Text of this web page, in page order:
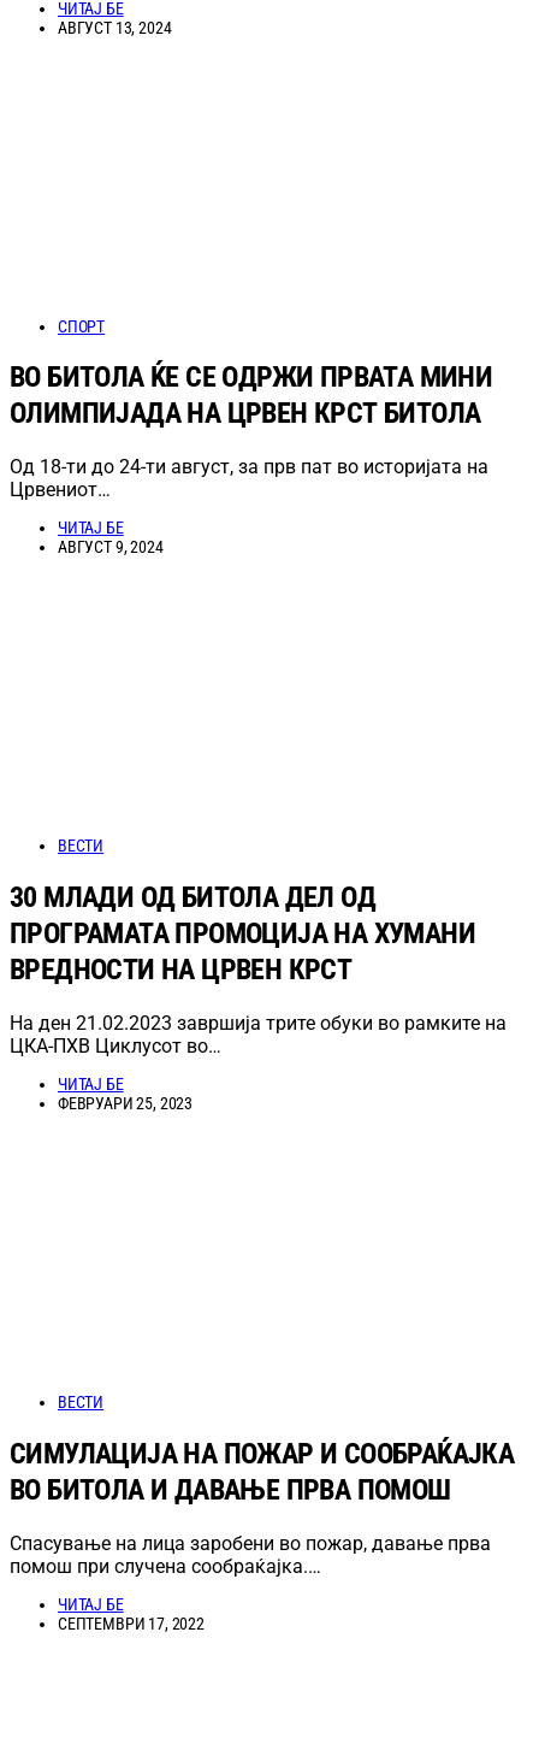
ЧИТАЈ БЕ
АВГУСТ 13, 2024
СПОРТ
ВО БИТОЛА ЌЕ СЕ ОДРЖИ ПРВАТА МИНИ
ОЛИМПИЈАДА НА ЦРВЕН КРСТ БИТОЛА
Од 18-ти до 24-ти август, за прв пат во историјата на
Црвениот…
ЧИТАЈ БЕ
АВГУСТ 9, 2024
ВЕСТИ
30 МЛАДИ ОД БИТОЛА ДЕЛ ОД
ПРОГРАМАТА ПРОМОЦИЈА НА ХУМАНИ
ВРЕДНОСТИ НА ЦРВЕН КРСТ
На ден 21.02.2023 завршија трите обуки во рамките на
ЦКА-ПХВ Циклусот во…
ЧИТАЈ БЕ
ФЕВРУАРИ 25, 2023
ВЕСТИ
СИМУЛАЦИЈА НА ПОЖАР И СООБРАЌАЈКА
ВО БИТОЛА И ДАВАЊЕ ПРВА ПОМОШ
Спасување на лица заробени во пожар, давање прва
помош при случена сообраќајка.…
ЧИТАЈ БЕ
СЕПТЕМВРИ 17, 2022